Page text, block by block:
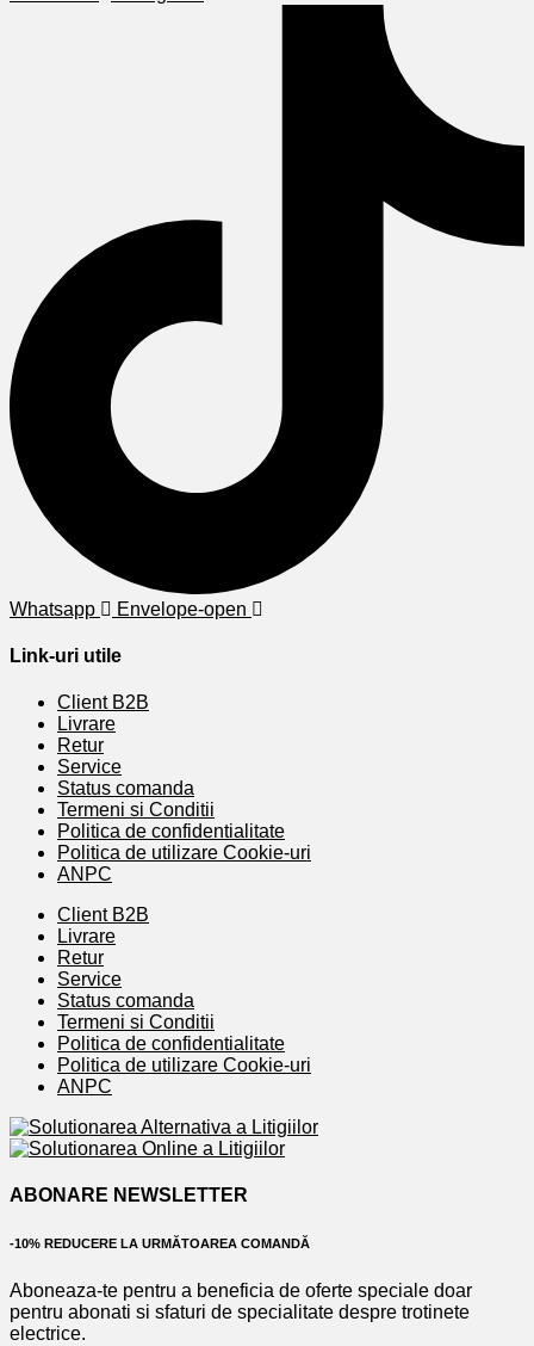
Whatsapp Envelope-open
Link-uri utile
Client B2B
Livrare
Retur
Service
Status comanda
Termeni si Conditii
Politica de confidentialitate
Politica de utilizare Cookie-uri
ANPC
Client B2B
Livrare
Retur
Service
Status comanda
Termeni si Conditii
Politica de confidentialitate
Politica de utilizare Cookie-uri
ANPC
ABONARE NEWSLETTER
-10% REDUCERE LA URMĂTOAREA COMANDĂ
Aboneaza-te pentru a beneficia de oferte speciale doar
pentru abonati si sfaturi de specialitate despre trotinete
electrice.